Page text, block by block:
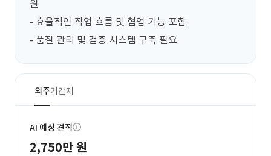
원
- 효율적인 작업 흐름 및 협업 기능 포함
- 품질 관리 및 검증 시스템 구축 필요
외주기간제
AI 예상 견적
2,750만 원